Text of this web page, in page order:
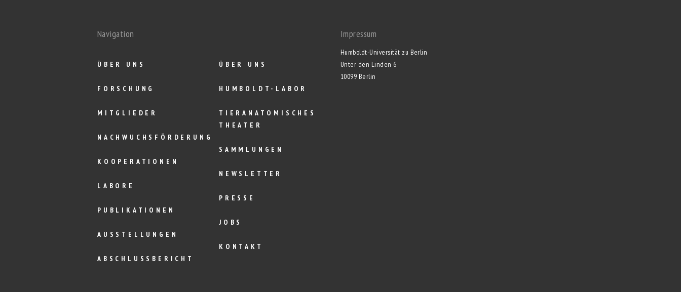
Navigation
ÜBER UNS
FORSCHUNG
MITGLIEDER
NACHWUCHSFÖRDERUNG
KOOPERATIONEN
LABORE
PUBLIKATIONEN
AUSSTELLUNGEN
ABSCHLUSSBERICHT
ÜBER UNS
HUMBOLDT-LABOR
TIERANATOMISCHES
THEATER
SAMMLUNGEN
NEWSLETTER
PRESSE
JOBS
KONTAKT
Impressum
Humboldt-Universität zu Berlin
Unter den Linden 6
10099 Berlin